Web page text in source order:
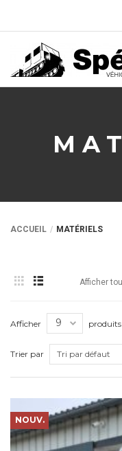
ACCUEIL MATÉRIELS
Afficher
Afficher
Trier par
NOUV.